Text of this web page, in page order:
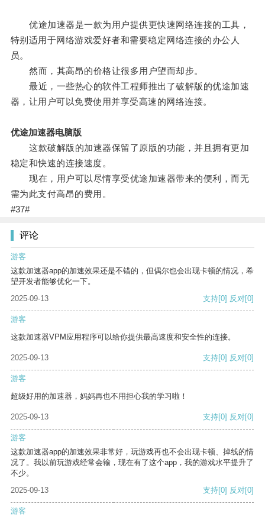
优途加速器是一款为用户提供更快速网络连接的工具，
特别适用于网络游戏爱好者和需要稳定网络连接的办公人
员。
然而，其高昂的价格让很多用户望而却步。
最近，一些热心的软件工程师推出了破解版的优途加速
器，让用户可以免费使用并享受高速的网络连接。
优途加速器电脑版
这款破解版的加速器保留了原版的功能，并且拥有更加
稳定和快速的连接速度。
现在，用户可以尽情享受优途加速器带来的便利，而无
需为此支付高昂的费用。
#37#
评论
游客
这款加速器app的加速效果还是不错的，但偶尔也会出现卡顿的情况，希
望开发者能够优化一下。
2025-09-13
支持[0] 反对[0]
游客
这款加速器VPM应用程序可以给你提供最高速度和安全性的连接。
2025-09-13 支持[0] 反对[0]
游客
超级好用的加速器，妈妈再也不用担心我的学习啦！
2025-09-13 支持[0] 反对[0]
游客
这款加速器app的加速效果非常好，玩游戏再也不会出现卡顿、掉线的情
况了。我以前玩游戏经常会输，现在有了这个app，我的游戏水平提升了
不少。
2025-09-13
支持[0] 反对[0]
游客